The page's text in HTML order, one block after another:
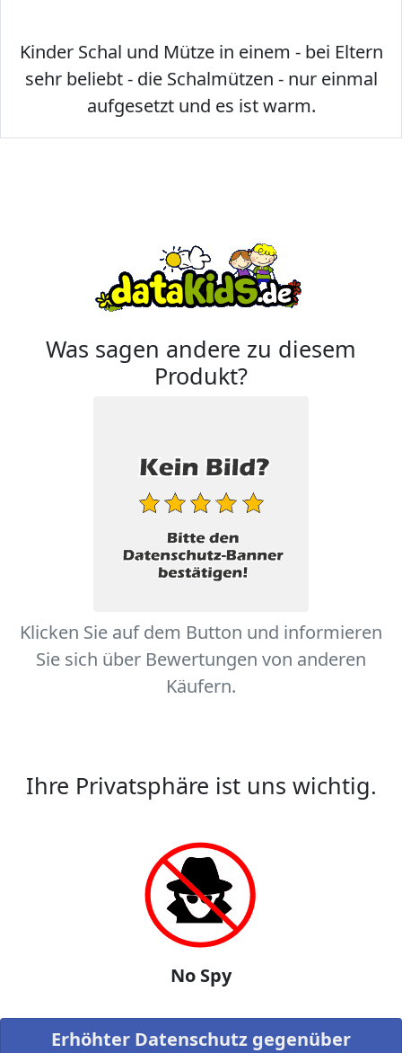
Kinder Schal und Mütze in einem - bei Eltern
sehr beliebt - die Schalmützen - nur einmal
aufgesetzt und es ist warm.
Was sagen andere zu diesem
Produkt?
Klicken Sie auf dem Button und informieren
Sie sich über Bewertungen von anderen
Käufern.
Ihre Privatsphäre ist uns wichtig.
No Spy
Erhöhter Datenschutz gegenüber